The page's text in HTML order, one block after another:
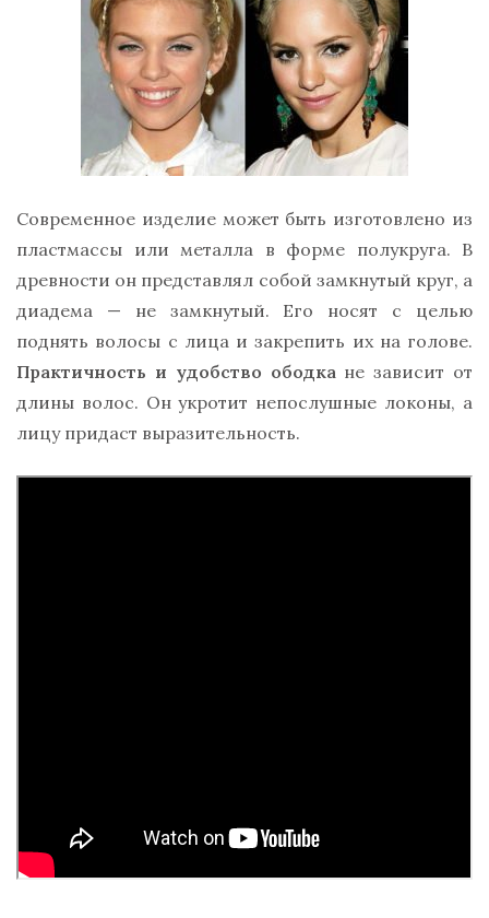
Современное изделие может быть изготовлено из
пластмассы или металла в форме полукруга. В
древности он представлял собой замкнутый круг, а
диадема — не замкнутый. Его носят с целью
поднять волосы с лица и закрепить их на голове.
Практичность и удобство ободкане зависит от
длины волос. Он укротит непослушные локоны, а
лицу придаст выразительность.